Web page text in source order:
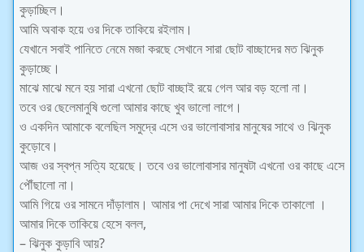
কুড়াচ্ছিল।
আমি অবাক হয়ে ওর দিকে তাকিয়ে রইলাম।
যেখানে সবাই পানিতে নেমে মজা করছে সেখানে সারা ছোট বাচ্ছাদের মত ঝিনুক
কুড়াচ্ছে।
মাঝে মাঝে মনে হয় সারা এখনো ছোট বাচ্ছাই রয়ে গেল আর বড় হলো না।
তবে ওর ছেলেমানুষি গুলো আমার কাছে খুব ভালো লাগে।
ও একদিন আমাকে বলেছিল সমুদ্রে এসে ওর ভালোবাসার মানুষের সাথে ও ঝিনুক
কুড়োবে।
আজ ওর স্বপ্ন সত্যি হয়েছে। তবে ওর ভালোবাসার মানুষটা এখনো ওর কাছে এসে
পৌঁছালো না।
আমি গিয়ে ওর সামনে দাঁড়ালাম। আমার পা দেখে সারা আমার দিকে তাকালো ।
আমার দিকে তাকিয়ে হেসে বলল,
– ঝিনুক কুড়াবি আয়?